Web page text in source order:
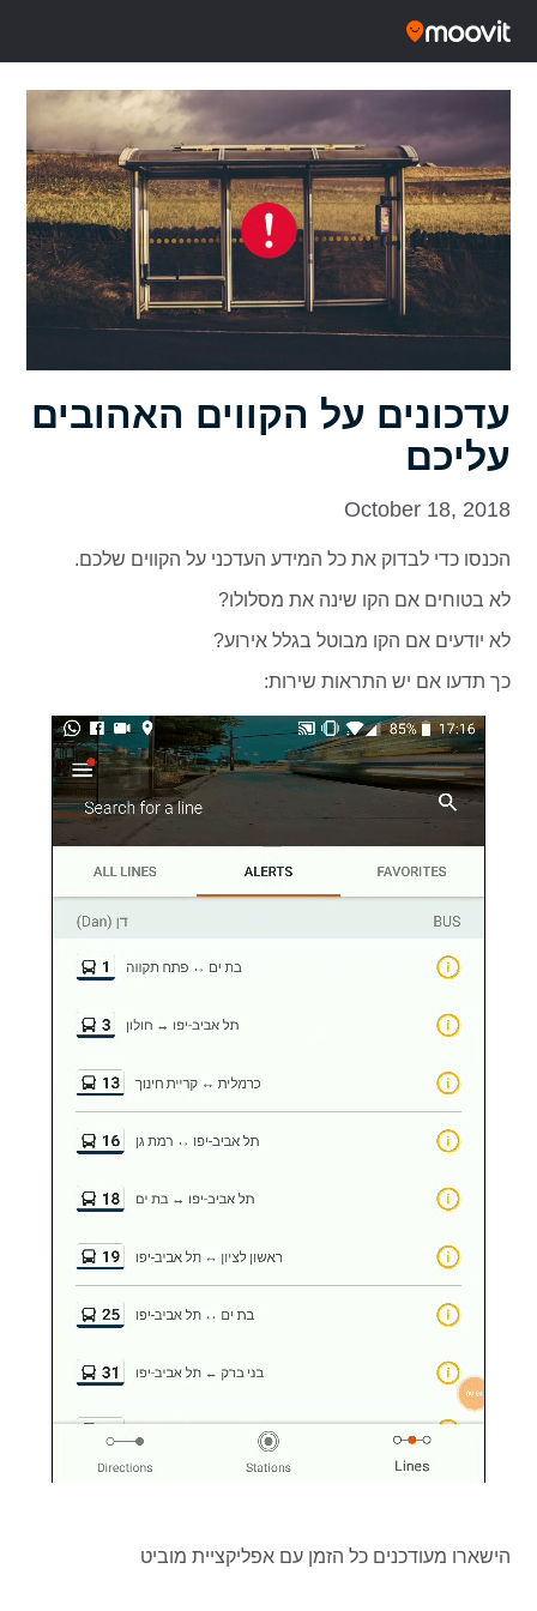
עדכונים על הקווים האהובים
עליכם
October 18, 2018
הכנסו כדי לבדוק את כל המידע העדכני על הקווים שלכם.
לא בטוחים אם הקו שינה את מסלולו?
לא יודעים אם הקו מבוטל בגלל אירוע?
כך תדעו אם יש התראות שירות:
הישארו מעודכנים כל הזמן עם אפליקציית מוביט